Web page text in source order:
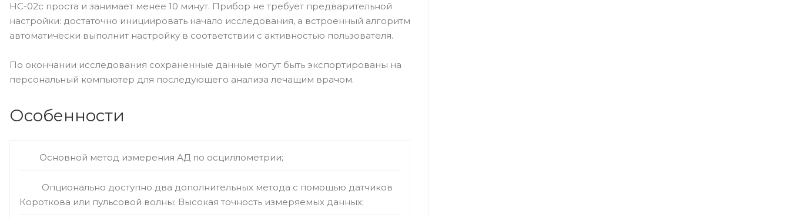
НС-02с проста и занимает менее 10 минут. Прибор не требует предварительной
настройки: достаточно инициировать начало исследования, а встроенный алгоритм
автоматически выполнит настройку в соответствии с активностью пользователя.
По окончании исследования сохраненные данные могут быть экспортированы на
персональный компьютер для последующего анализа лечащим врачом.
Особенности
Основной метод измерения АД по осциллометрии;
Опционально доступно два дополнительных метода с помощью датчиков
Короткова или пульсовой волны; Высокая точность измеряемых данных;